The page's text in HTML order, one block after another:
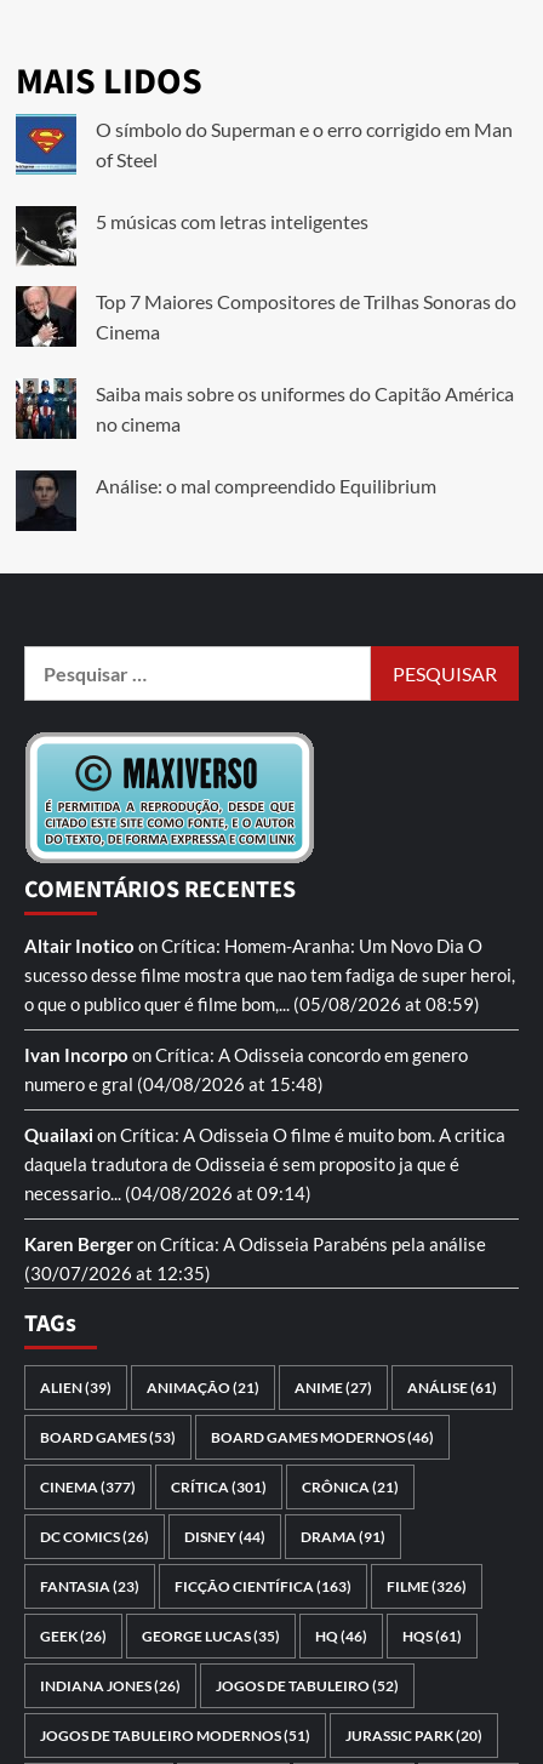
MAIS LIDOS
O símbolo do Superman e o erro corrigido em Man
of Steel
5 músicas com letras inteligentes
Top 7 Maiores Compositores de Trilhas Sonoras do
Cinema
Saiba mais sobre os uniformes do Capitão América
no cinema
Análise: o mal compreendido Equilibrium
COMENTÁRIOS RECENTES
Altair Inotico onCrítica: Homem-Aranha: Um Novo Dia O
sucesso desse filme mostra que nao tem fadiga de super heroi,
o que o publico quer é filme bom,... (05/08/2026 at 08:59)
Ivan Incorpo onCrítica: A Odisseia concordo em genero
numero e gral (04/08/2026 at 15:48)
QuailaxionCrítica: A Odisseia O filme é muito bom. A critica
daquela tradutora de Odisseia é sem proposito ja que é
necessario... (04/08/2026 at 09:14)
Karen BergeronCrítica: A Odisseia Parabéns pela análise
(30/07/2026 at 12:35)
TAGs
ALIEN(39) ANIMAÇÃO(21) ANIME(27) ANÁLISE(61)
BOARD GAMES(53) BOARD GAMES MODERNOS(46)
CINEMA(377) CRÍTICA(301) CRÔNICA(21)
DC COMICS(26) DISNEY(44) DRAMA(91)
FANTASIA(23) FICÇÃO CIENTÍFICA(163) FILME(326)
GEEK(26) GEORGE LUCAS(35) HQ(46) HQS(61)
INDIANA JONES(26) JOGOS DE TABULEIRO(52)
JOGOS DE TABULEIRO MODERNOS(51) JURASSIC PARK(20)